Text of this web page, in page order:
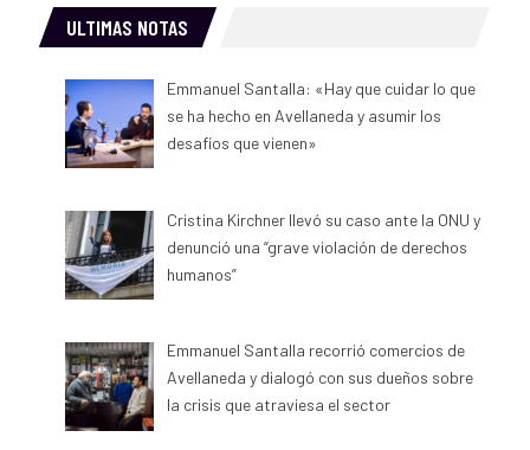
ULTIMAS NOTAS
Emmanuel Santalla: «Hay que cuidar lo que
se ha hecho en Avellaneda y asumir los
desafíos que vienen»
Cristina Kirchner llevó su caso ante la ONU y
denunció una “grave violación de derechos
humanos”
Emmanuel Santalla recorrió comercios de
Avellaneda y dialogó con sus dueños sobre
la crisis que atraviesa el sector